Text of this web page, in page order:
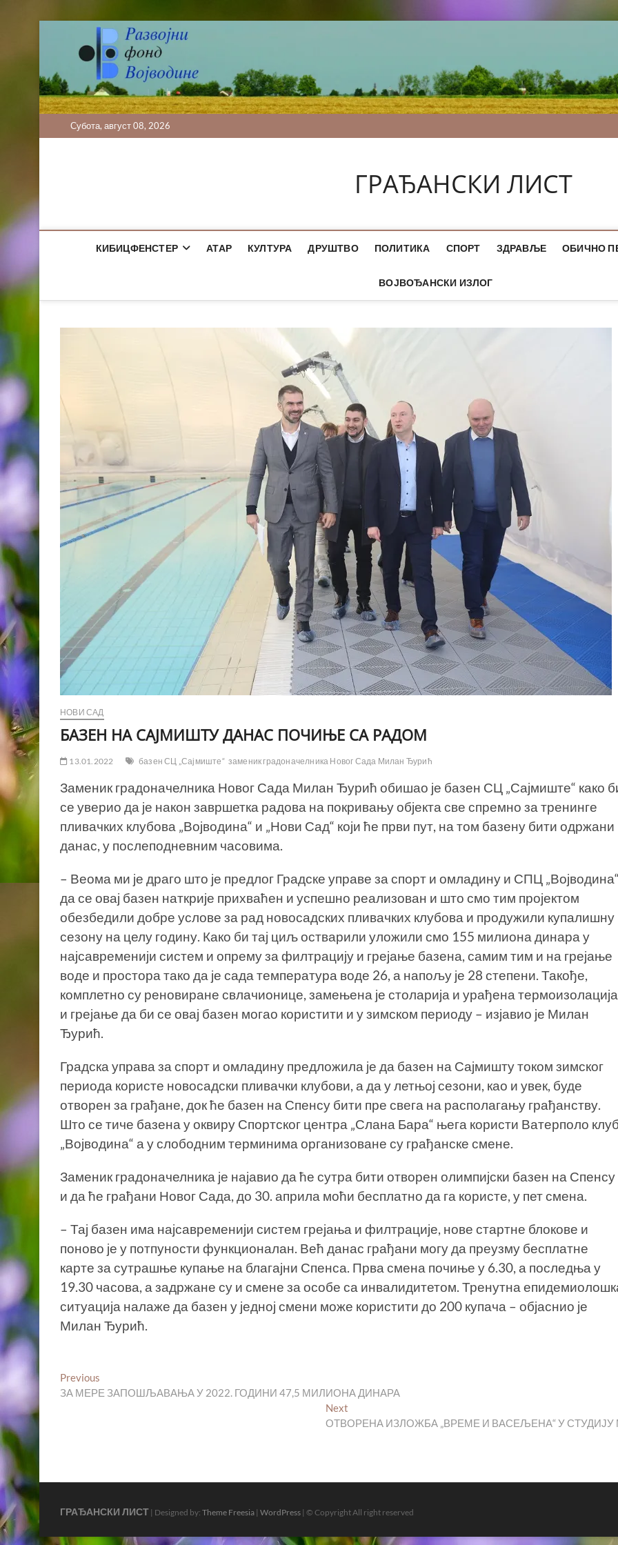
Субота, август 08, 2026
ГРАЂАНСКИ ЛИСТ
КИБИЦФЕНСТЕР АТАР КУЛТУРА ДРУШТВО ПОЛИТИКА СПОРТ ЗДРАВЉЕ ОБИЧНО
ВОЈВОЂАНСКИ ИЗЛОГ
НОВИ САД
БАЗЕН НА САЈМИШТУ ДАНАС ПОЧИЊЕ СА РАДОМ
13.01.2022 базен СЦ „Сајмиште“ заменик градоначелника Новог Сада Милан Ђурић
Заменик градоначелника Новог Сада Милан Ђурић обишао је базен СЦ „Сајмиште“ како
се уверио да је након завршетка радова на покривању објекта све спремно за тренинге
пливачких клубова „Војводина“ и „Нови Сад“ који ће први пут, на том базену бити одржани
данас, у послеподневним часовима.
– Веома ми је драго што је предлог Градске управе за спорт и омладину и СПЦ
да се овај базен наткрије прихваћен и успешно реализован и што смо тим пројектом
обезбедили добре услове за рад новосадских пливачких клубова и продужили купалишну
сезону на целу годину. Како би тај циљ остварили уложили смо 155 милиона динара у
најсавременији систем и опрему за филтрацију и грејање базена, самим тим и на грејање
воде и простора тако да је сада температура воде 26, а напољу је 28 степени. Такође,
комплетно су реновиране свлачионице, замењена је столарија и урађена термоизолација
и грејање да би се овај базен могао користити и у зимском периоду – изјавио је Милан
Ђурић.
Градска управа за спорт и омладину предложила је да базен на Сајмишту током зимског
периода користе новосадски пливачки клубови, а да у летњој сезони, као и увек, буде
отворен за грађане, док ће базен на Спенсу бити пре свега на располагању грађанству.
Што се тиче базена у оквиру Спортског центра „Слана Бара“ њега користи Ватерполо
„Војводина“ а у слободним терминима организоване су грађанске смене.
Заменик градоначелника је најавио да ће сутра бити отворен олимпијски базен на Спенсу
и да ће грађани Новог Сада, до 30. априла моћи бесплатно да га користе, у пет смена.
– Тај базен има најсавременији систем грејања и филтрације, нове стартне блокове и
поново је у потпуности функционалан. Већ данас грађани могу да преузму бесплатне
карте за сутрашње купање на благајни Спенса. Прва смена почиње у 6.30, а последња у
19.30 часова, а задржане су и смене за особе са инвалидитетом. Тренутна
ситуација налаже да базен у једној смени може користити до 200 купача – објаснио је
Милан Ђурић.
Кретање
чланка
Previous
post:
ЗА МЕРЕ ЗАПОШЉАВАЊА У 2022. ГОДИНИ 47,5 МИЛИОНА ДИНАРА
Next
post:
ОТВОРЕНА ИЗЛОЖБА „ВРЕМЕ И ВАСЕЉЕНА“ У СТУДИЈУ
ГРАЂАНСКИ ЛИСТ | Designed by: Theme Freesia | WordPress | © Copyright All right reserved